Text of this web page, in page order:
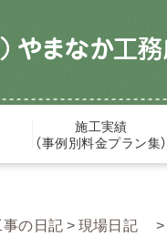
施工実績
（事例別料金プラン集）
の日記 現場日記